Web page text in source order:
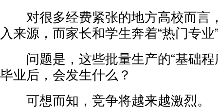
对很多经费紧张的地方高校而言
入来源，而家长和学生奔着“热门专
问题是，这些批量生产的“基础程
毕业后，会发生什么？
可想而知，竞争将越来越激烈。